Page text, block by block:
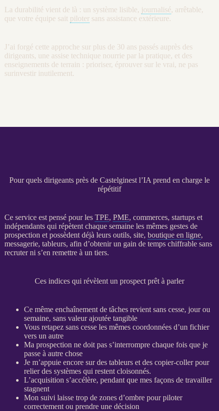
La durabilité vient de là : un système lisible, journalisé, arrêtable,
que votre équipe sait pilotersans assistance extérieure.
J’ai forgé cette approche sur plus de 30 ans passés auprès des
dirigeants, une assise technique nourrie par la pratique, et des
enseignements de terrain : prioriser, éprouver sur le vrai, ne pas
surinvestir inutilement.
Pour quels dirigeants près de Castelginest l’IA prend en charge le
répétitif
Ce service est pensé pour les TPE, PME, commerces, startups et
indépendants qui répètent chaque semaine les mêmes gestes de
prospection et possèdent déjà leurs outils, site, boutique en ligne,
messagerie, tableurs, afin d’obtenir un gain de temps chiffrable sans
recruter ni s’en remettre à un tiers.
Ces indices qui révèlent un prospect prêt à parler
Ce même enchaînement de tâches revient sans cesse, jour ou
semaine, sans valeur ajoutée tangible
Vous retapez sans cesse les mêmes coordonnées d’un fichier
vers un autre
Ma prospection ne doit pas s’interrompre chaque fois que je
passe à autre chose
Je m’appuie encore sur des tableurs et des copier-coller pour
relier des systèmes qui restent cloisonnés.
L’acquisition s’accélère, pendant que mes façons de travailler
stagnent
Mon suivi laisse trop de zones d’ombre pourpiloter
correctement ou prendre une décision